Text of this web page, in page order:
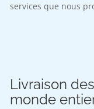
services que nous
Livraison
monde